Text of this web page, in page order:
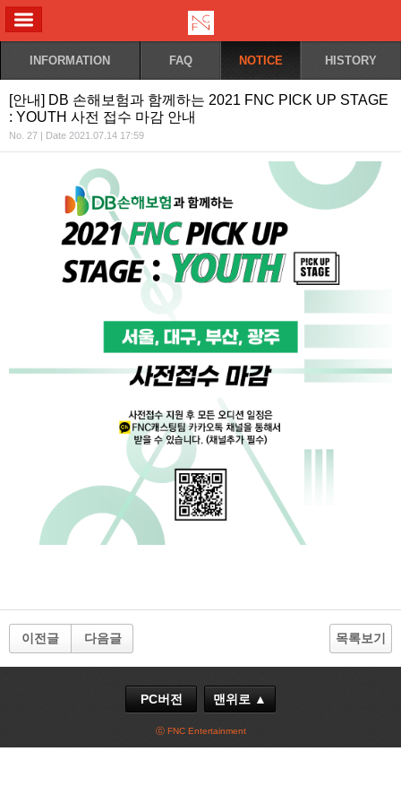
INFORMATION FAQ NOTICE HISTORY
[안내] DB 손해보험과 함께하는 2021 FNC PICK UP STAGE
: YOUTH 사전 접수 마감 안내
No. 27 | Date 2021.07.14 17:59
이전글 다음글 목록보기
PC버전 맨위로 ▲
ⓒ FNC Entertainment